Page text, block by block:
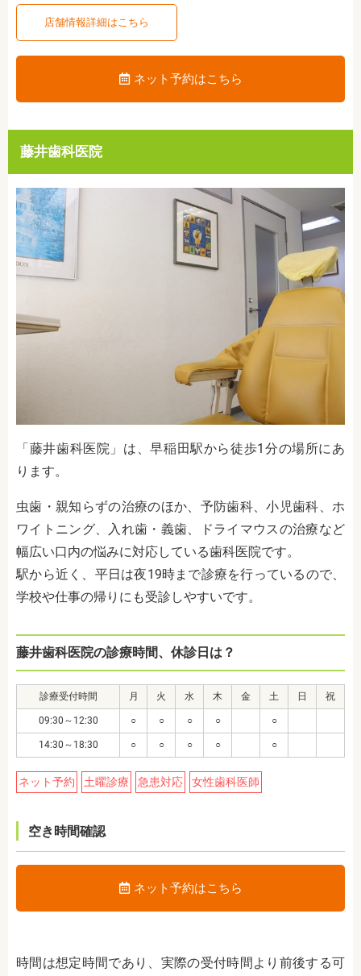
店舗情報詳細はこちら
ネット予約はこちら
藤井歯科医院
「藤井歯科医院」は、早稲田駅から徒歩1分の場所にあ
ります。
虫歯・親知らずの治療のほか、予防歯科、小児歯科、ホ
ワイトニング、入れ歯・義歯、ドライマウスの治療など
幅広い口内の悩みに対応している歯科医院です。
駅から近く、平日は夜19時まで診療を行っているので、
学校や仕事の帰りにも受診しやすいです。
藤井歯科医院の診療時間、休診日は？
診療受付時間 月 火 水 木 金 土 日 祝
09:30～12:30 ○ ○ ○ ○ ○
14:30～18:30 ○ ○ ○ ○ ○
ネット予約 土曜診療 急患対応 女性歯科医師
空き時間確認
ネット予約はこちら
時間は想定時間であり、実際の受付時間より前後する可